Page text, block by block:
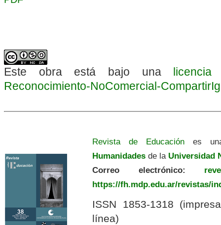
Este obra está bajo una
Reconocimiento-NoComercial-
Revista de Educación es
Humanidades de la Universidad
Correo electrónico:
https://fh.mdp.edu.ar/revistas/
ISSN 1853-1318
línea)